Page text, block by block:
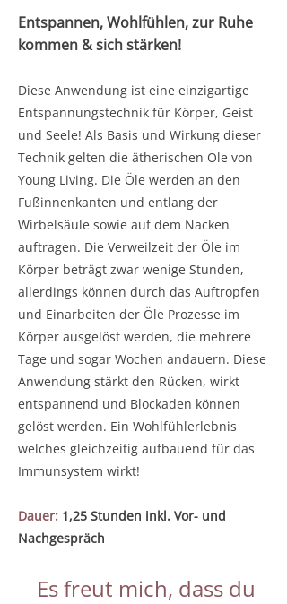
Entspannen, Wohlfühlen, zur Ruhe
kommen & sich stärken!
Diese Anwendung ist eine einzigartige
Entspannungstechnik für Körper, Geist
und Seele! Als Basis und Wirkung dieser
Technik gelten die ätherischen Öle von
Young Living. Die Öle werden an den
Fußinnenkanten und entlang der
Wirbelsäule sowie auf dem Nacken
auftragen. Die Verweilzeit der Öle im
Körper beträgt zwar wenige Stunden,
allerdings können durch das Auftropfen
und Einarbeiten der Öle Prozesse im
Körper ausgelöst werden, die mehrere
Tage und sogar Wochen andauern. Diese
Anwendung stärkt den Rücken, wirkt
entspannend und Blockaden können
gelöst werden. Ein Wohlfühlerlebnis
welches gleichzeitig aufbauend für das
Immunsystem wirkt!
Dauer: 1,25 Stunden inkl. Vor- und
Nachgespräch
Es freut mich, dass du